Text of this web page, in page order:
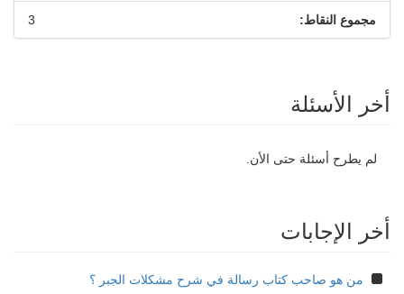
مجموع النقاط: 3
أخر الأسئلة
لم يطرح أسئلة حتى الأن.
أخر الإجابات
من هو صاحب كتاب رسالة في شرح مشكلات الجبر ؟